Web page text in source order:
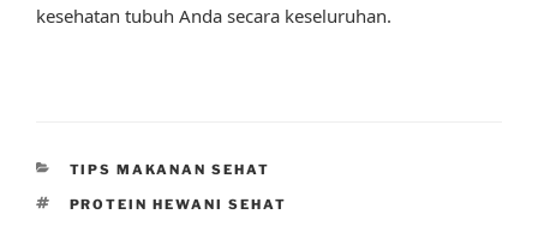
kesehatan tubuh Anda secara keseluruhan.
CATEGORIES
TIPS MAKANAN SEHAT
TAGS
PROTEIN HEWANI SEHAT